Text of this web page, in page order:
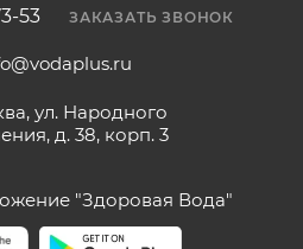
53 ЗАКАЗАТЬ ЗВОНОК
ул. Народного
д. 38, корп. 3
"Здоровая Вода"